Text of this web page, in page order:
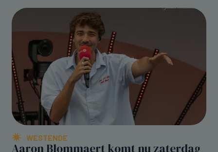
WESTENDE
Aaron Blommaert komt nu zaterdag